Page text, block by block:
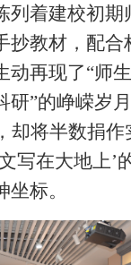
列着建校初期
抄教材，配合
动再现了“师
研”的峥嵘岁
却将半数捐
写在大地上’
标。